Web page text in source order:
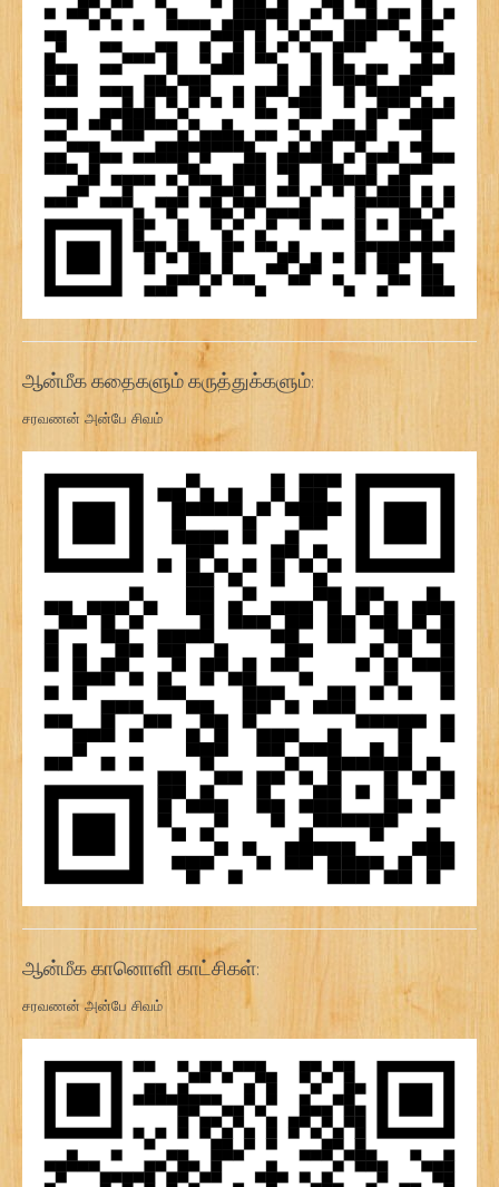
ஆன்மீக கதைகளும் கருத்துக்களும்:
சரவணன் அன்பே சிவம்
ஆன்மீக கானொளி காட்சிகள்:
சரவணன் அன்பே சிவம்